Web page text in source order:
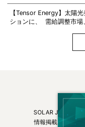
【Tensor Energy】太陽
ションに、 需給調整市
SOLAR JOURNAL
情報掲載について